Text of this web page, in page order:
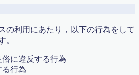
学入試問題）
解説
く表記
の利用にあたり，以下の行為をして
。
に違反する行為
行為